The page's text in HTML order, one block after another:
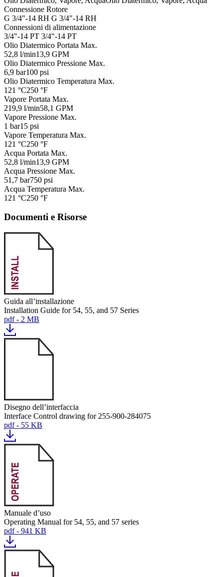
Connessione Rotore
G 3/4"-14 RH G 3/4"-14 RH
Connessioni di alimentazione
3/4"-14 PT 3/4"-14 PT
Olio Diatermico Portata Max.
52,8 l/min13,9 GPM
Olio Diatermico Pressione Max.
6,9 bar100 psi
Olio Diatermico Temperatura Max.
121 °C250 °F
Vapore Portata Max.
219,9 l/min58,1 GPM
Vapore Pressione Max.
1 bar15 psi
Vapore Temperatura Max.
121 °C250 °F
Acqua Portata Max.
52,8 l/min13,9 GPM
Acqua Pressione Max.
51,7 bar750 psi
Acqua Temperatura Max.
121 °C250 °F
Documenti e Risorse
Guida all’installazione
Installation Guide for 54, 55, and 57 Series
pdf - 2 MB
Disegno dell’interfaccia
Interface Control drawing for 255-900-284075
pdf - 55 KB
Manuale d’uso
Operating Manual for 54, 55, and 57 series
pdf - 941 KB